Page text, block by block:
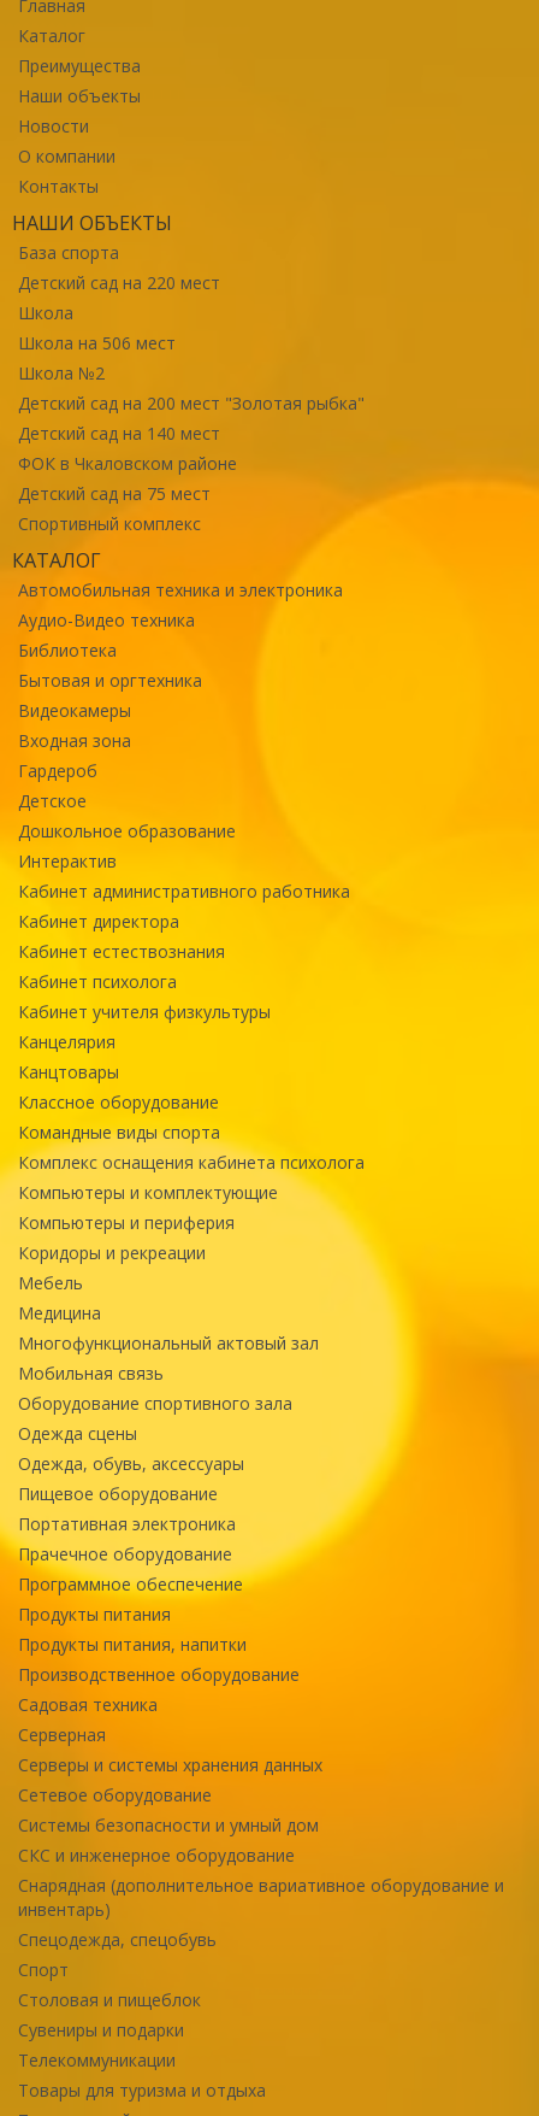
Главная
Каталог
Преимущества
Наши объекты
Новости
О компании
Контакты
НАШИ ОБЪЕКТЫ
База спорта
Детский сад на 220 мест
Школа
Школа на 506 мест
Школа №2
Детский сад на 200 мест "Золотая рыбка"
Детский сад на 140 мест
ФОК в Чкаловском районе
Детский сад на 75 мест
Спортивный комплекс
КАТАЛОГ
Автомобильная техника и электроника
Аудио-Видео техника
Библиотека
Бытовая и оргтехника
Видеокамеры
Входная зона
Гардероб
Детское
Дошкольное образование
Интерактив
Кабинет административного работника
Кабинет директора
Кабинет естествознания
Кабинет психолога
Кабинет учителя физкультуры
Канцелярия
Канцтовары
Классное оборудование
Командные виды спорта
Комплекс оснащения кабинета психолога
Компьютеры и комплектующие
Компьютеры и периферия
Коридоры и рекреации
Мебель
Медицина
Многофункциональный актовый зал
Мобильная связь
Оборудование спортивного зала
Одежда сцены
Одежда, обувь, аксессуары
Пищевое оборудование
Портативная электроника
Прачечное оборудование
Программное обеспечение
Продукты питания
Продукты питания, напитки
Производственное оборудование
Садовая техника
Серверная
Серверы и системы хранения данных
Сетевое оборудование
Системы безопасности и умный дом
СКС и инженерное оборудование
Снарядная (дополнительное вариативное оборудование и
инвентарь)
Спецодежда, спецобувь
Спорт
Столовая и пищеблок
Сувениры и подарки
Телекоммуникации
Товары для туризма и отдыха